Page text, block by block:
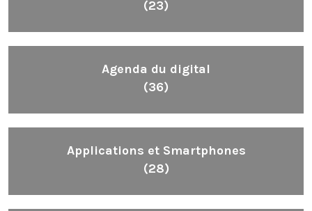
(23)
Agenda du digital
(36)
Applications et Smartphones
(28)